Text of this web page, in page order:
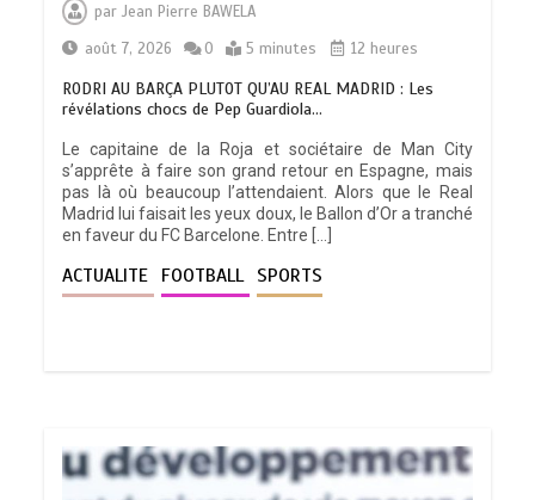
parJean Pierre BAWELA
août 7, 2026
0 5 minutes 12 heures
RODRI AU BARÇA PLUTOT QU’AU REAL MADRID : Les
révélations chocs de Pep Guardiola…
Le capitaine de la Roja et sociétaire de Man City
s’apprête à faire son grand retour en Espagne, mais
pas là où beaucoup l’attendaient. Alors que le Real
Madrid lui faisait les yeux doux, le Ballon d’Or a tranché
en faveur du FC Barcelone. Entre […]
ACTUALITE FOOTBALL SPORTS